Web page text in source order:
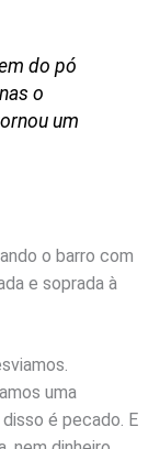
do pó
o
um
o barro com
e soprada à
uma
é pecado. E